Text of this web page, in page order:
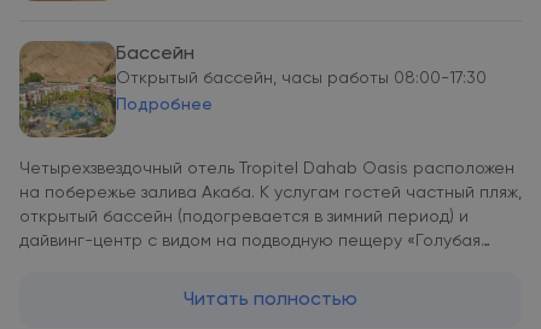
Бассейн
Открытый бассейн, часы работы 08:00-17:30
Подробнее
Четырехзвездочный отель Tropitel Dahab Oasis расположен
на побережье залива Акаба. К услугам гостей частный пляж,
открытый бассейн (подогревается в зимний период) и
дайвинг-центр с видом на подводную пещеру «Голубая
номера с кондиционером, телевизором со спутниковыми
Читать полностью